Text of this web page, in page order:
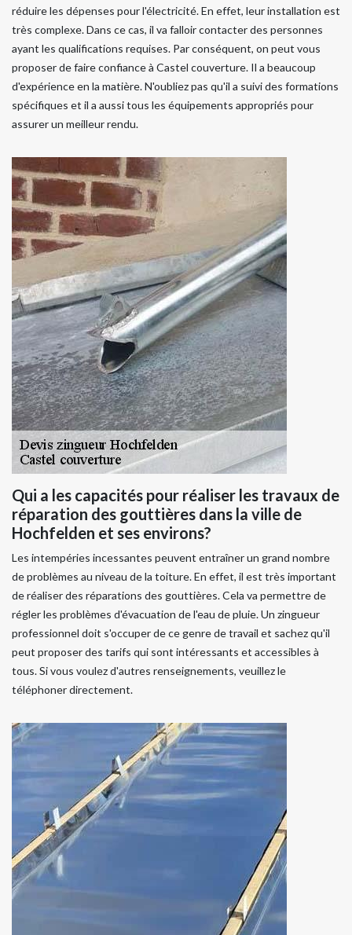
réduire les dépenses pour l'électricité. En effet, leur installation est
très complexe. Dans ce cas, il va falloir contacter des personnes
ayant les qualifications requises. Par conséquent, on peut vous
proposer de faire confiance à Castel couverture. Il a beaucoup
d'expérience en la matière. N'oubliez pas qu'il a suivi des formations
spécifiques et il a aussi tous les équipements appropriés pour
assurer un meilleur rendu.
Qui a les capacités pour réaliser les travaux de
réparation des gouttières dans la ville de
Hochfelden et ses environs?
Les intempéries incessantes peuvent entraîner un grand nombre
de problèmes au niveau de la toiture. En effet, il est très important
de réaliser des réparations des gouttières. Cela va permettre de
régler les problèmes d'évacuation de l'eau de pluie. Un zingueur
professionnel doit s'occuper de ce genre de travail et sachez qu'il
peut proposer des tarifs qui sont intéressants et accessibles à
tous. Si vous voulez d'autres renseignements, veuillez le
téléphoner directement.